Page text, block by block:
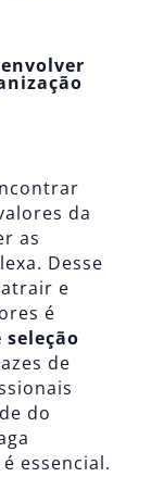
da
as
Desse
e
é
de
do
essencial.